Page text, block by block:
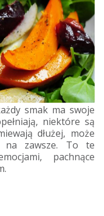
smak ma swoje
niektóre są
dłużej, może
na zawsze. To te
pachnące